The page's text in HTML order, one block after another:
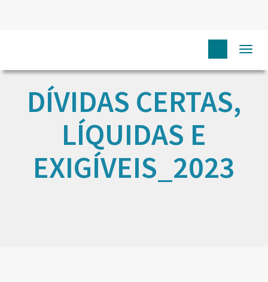
DÍVIDAS CERTAS,
LÍQUIDAS E
EXIGÍVEIS_2023